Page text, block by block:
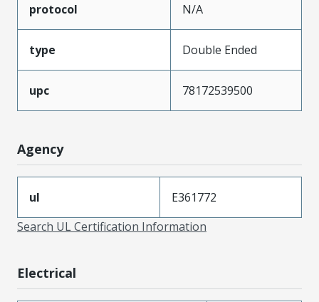
protocol N/A
type Double Ended
upc 78172539500
Agency
ul
E361772
Search UL Certification Information
Electrical